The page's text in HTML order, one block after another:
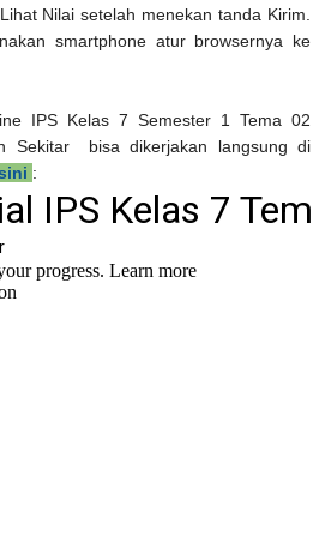
Nilai setelah menekan tanda Kirim.
smartphone atur browsernya ke
IPS Kelas 7 Semester 1 Tema 02
Sekitar bisa dikerjakan langsung di
: